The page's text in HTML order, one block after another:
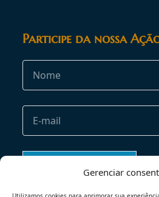
Gerenciar
Participe da nossa